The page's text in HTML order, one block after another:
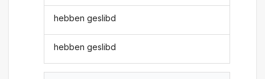
hebben geslibd
hebben geslibd